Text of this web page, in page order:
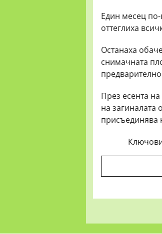
Един месец
оттеглиха
Останаха
снимачната
През есента
на загиналата
присъединява